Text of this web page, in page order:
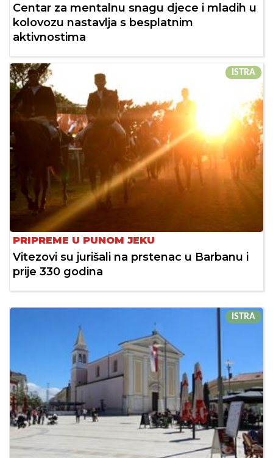
Centar za mentalnu snagu djece i mladih u
kolovozu nastavlja s besplatnim
aktivnostima
ISTRA
PRIPREME U PUNOM JEKU
Vitezovi su jurišali na prstenac u Barbanu i
prije 330 godina
ISTRA